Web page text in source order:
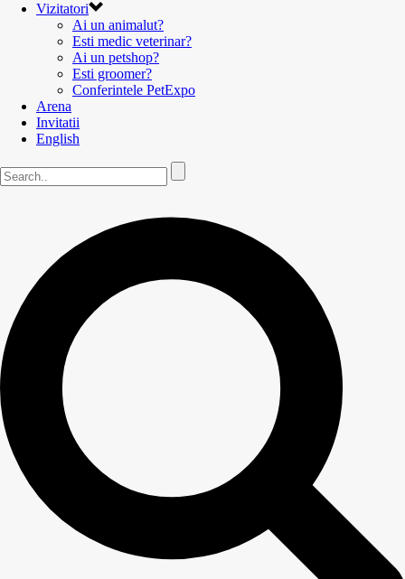
Vizitatori
Ai un animalut?
Esti medic veterinar?
Ai un petshop?
Esti groomer?
Conferintele PetExpo
Arena
Invitatii
English